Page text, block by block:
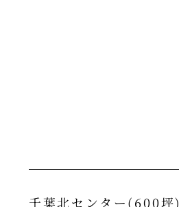
千葉北センター(600坪)